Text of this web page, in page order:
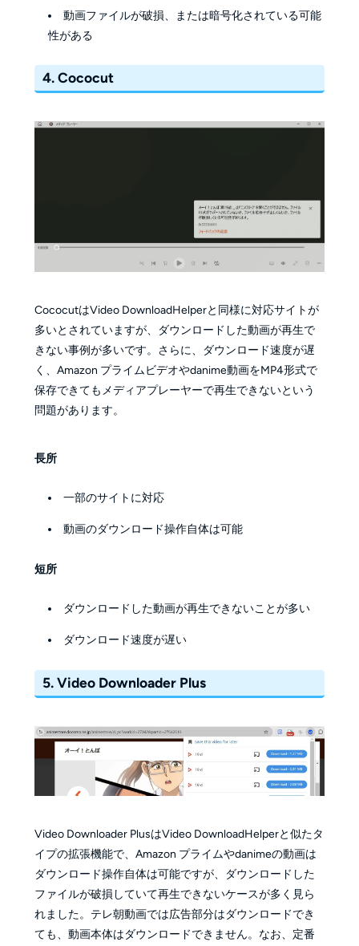
動画ファイルが破損、または暗号化されている可能
性がある
4. Cococut
CococutはVideo DownloadHelperと同様に対応サイトが
多いとされていますが、ダウンロードした動画が再生で
きない事例が多いです。さらに、ダウンロード速度が遅
く、Amazon プライムビデオやdanime動画をMP4形式で
保存できてもメディアプレーヤーで再生できないという
問題があります。
長所
一部のサイトに対応
動画のダウンロード操作自体は可能
短所
ダウンロードした動画が再生できないことが多い
ダウンロード速度が遅い
5. Video Downloader Plus
Video Downloader PlusはVideo DownloadHelperと似たタ
イプの拡張機能で、Amazon プライムやdanimeの動画は
ダウンロード操作自体は可能ですが、ダウンロードした
ファイルが破損していて再生できないケースが多く見ら
れました。テレ朝動画では広告部分はダウンロードでき
ても、動画本体はダウンロードできません。なお、定番